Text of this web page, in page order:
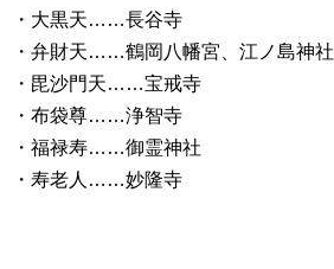
・大黒天……長谷寺
・弁財天……鶴岡八幡宮、江ノ島神社
・毘沙門天……宝戒寺
・布袋尊……浄智寺
・福禄寿……御霊神社
・寿老人……妙隆寺